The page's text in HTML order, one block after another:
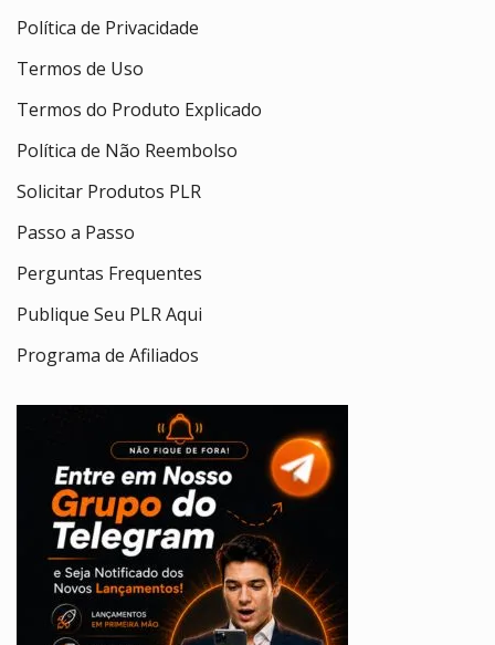
Política de Privacidade
Termos de Uso
Termos do Produto Explicado
Política de Não Reembolso
Solicitar Produtos PLR
Passo a Passo
Perguntas Frequentes
Publique Seu PLR Aqui
Programa de Afiliados